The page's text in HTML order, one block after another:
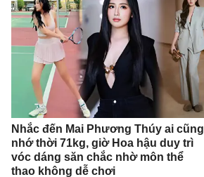
Nhắc đến Mai Phương Thúy ai cũng
nhớ thời 71kg, giờ Hoa hậu duy trì
vóc dáng săn chắc nhờ môn thể
thao không dễ chơi